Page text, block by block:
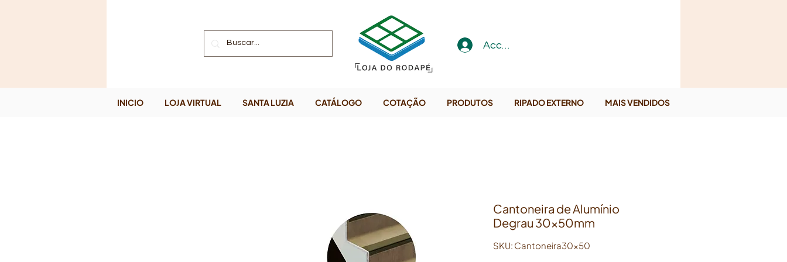
Accedi
INICIO LOJA VIRTUAL SANTA LUZIA CATÁLOGO COTAÇÃO PRODUTOS RIPADO EXTERNO MAIS VENDIDOS
Cantoneira de Alumínio
Degrau 30x50mm
SKU: Cantoneira30x50